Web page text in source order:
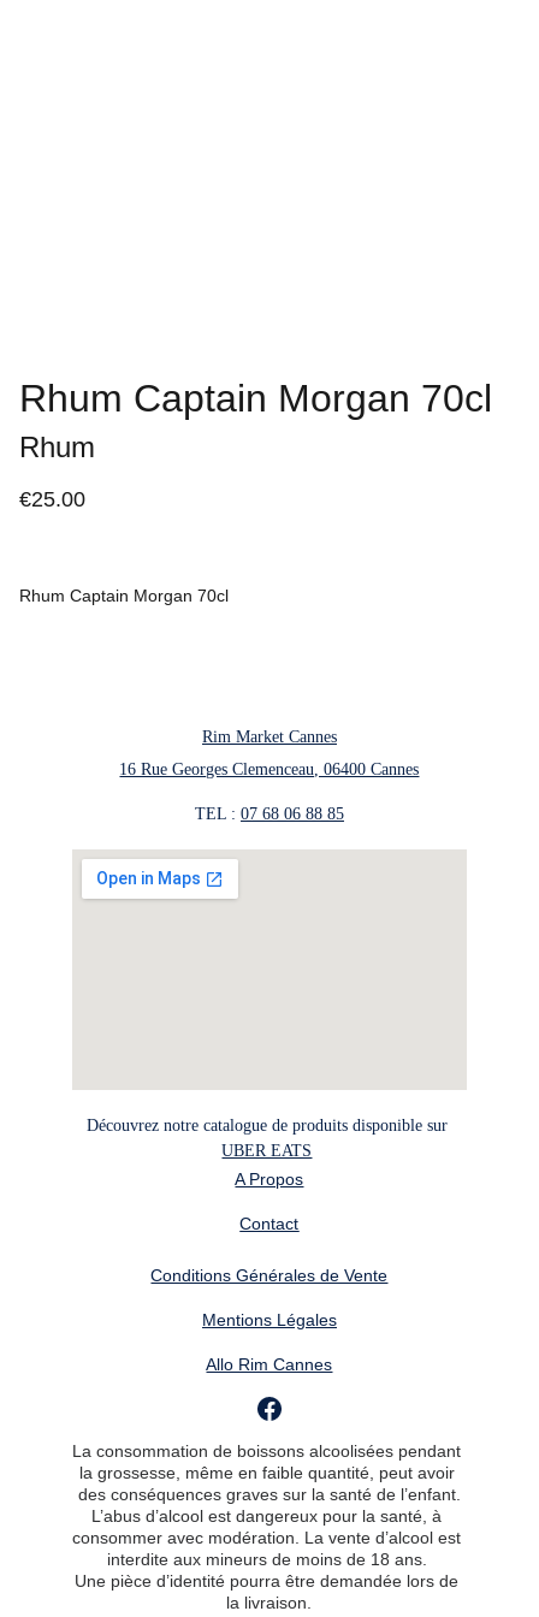
Rhum Captain Morgan 70cl
Rhum
€25.00
Rhum Captain Morgan 70cl
Contact
A Propos
La consommation de boissons alcoolisées pendant
la grossesse, même en faible quantité, peut avoir
des conséquences graves sur la santé de l’enfant.
L’abus d’alcool est dangereux pour la santé, à
consommer avec modération. La vente d’alcool est
interdite aux mineurs de moins de 18 ans.
Une pièce d’identité pourra être demandée lors de
la livraison.
Conditions Générales de Vente
Mentions Légales
Allo Rim Cannes
Découvrez notre catalogue de produits disponible sur
UBER EATS
Rim Market Cannes
16 Rue Georges Clemenceau, 06400 Cannes
TEL : 07 68 06 88 85